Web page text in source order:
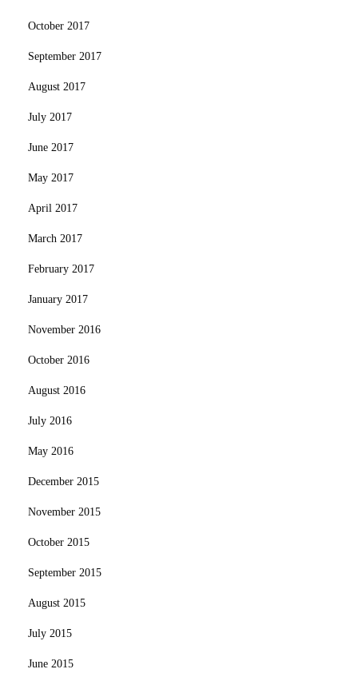
October 2017
September 2017
August 2017
July 2017
June 2017
May 2017
April 2017
March 2017
February 2017
January 2017
November 2016
October 2016
August 2016
July 2016
May 2016
December 2015
November 2015
October 2015
September 2015
August 2015
July 2015
June 2015